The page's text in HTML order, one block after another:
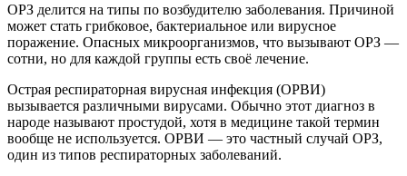
ОРЗ делится на типы по возбудителю заболевания. Причиной
может стать грибковое, бактериальное или вирусное
поражение. Опасных микроорганизмов, что вызывают ОРЗ —
сотни, но для каждой группы есть своё лечение.
Острая респираторная вирусная инфекция (ОРВИ)
вызывается различными вирусами. Обычно этот диагноз в
народе называют простудой, хотя в медицине такой термин
вообще не используется. ОРВИ — это частный случай ОРЗ,
один из типов респираторных заболеваний.